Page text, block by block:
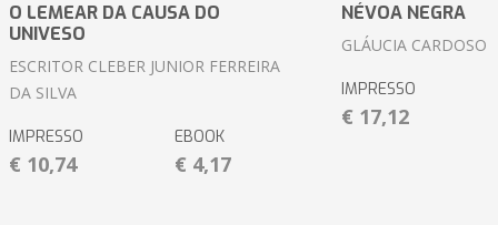
O LEMEAR DA CAUSA DO
UNIVESO
ESCRITOR CLEBER JUNIOR FERREIRA
DA SILVA
IMPRESSO
€ 10,74
EBOOK
€ 4,17
NÉVOA NEGRA
GLÁUCIA CARDOSO
IMPRESSO
€ 17,12